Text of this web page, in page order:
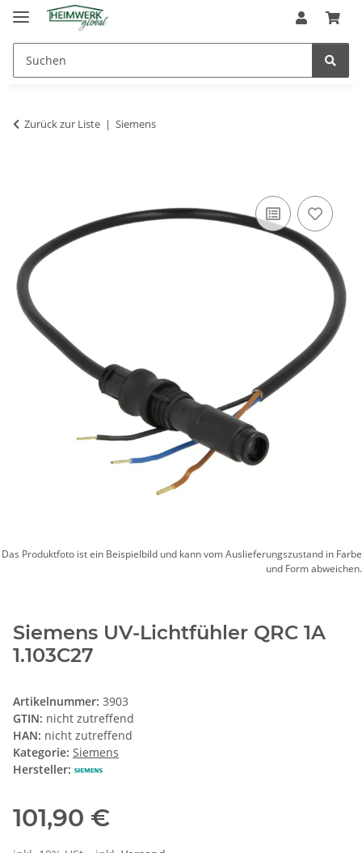
Zurück zur Liste Siemens
Das Produktfoto ist ein Beispielbild und kann vom Auslieferungszustand in Farbe
und Form abweichen.
Siemens UV-Lichtfühler QRC 1A
1.103C27
Artikelnummer: 3903
GTIN: nicht zutreffend
HAN: nicht zutreffend
Kategorie: Siemens
Hersteller:
101,90 €